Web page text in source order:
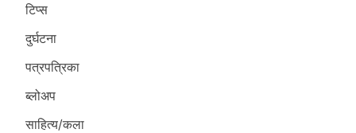
टिप्स
दुर्घटना
पत्रपत्रिका
ब्लोअप
साहित्य/कला